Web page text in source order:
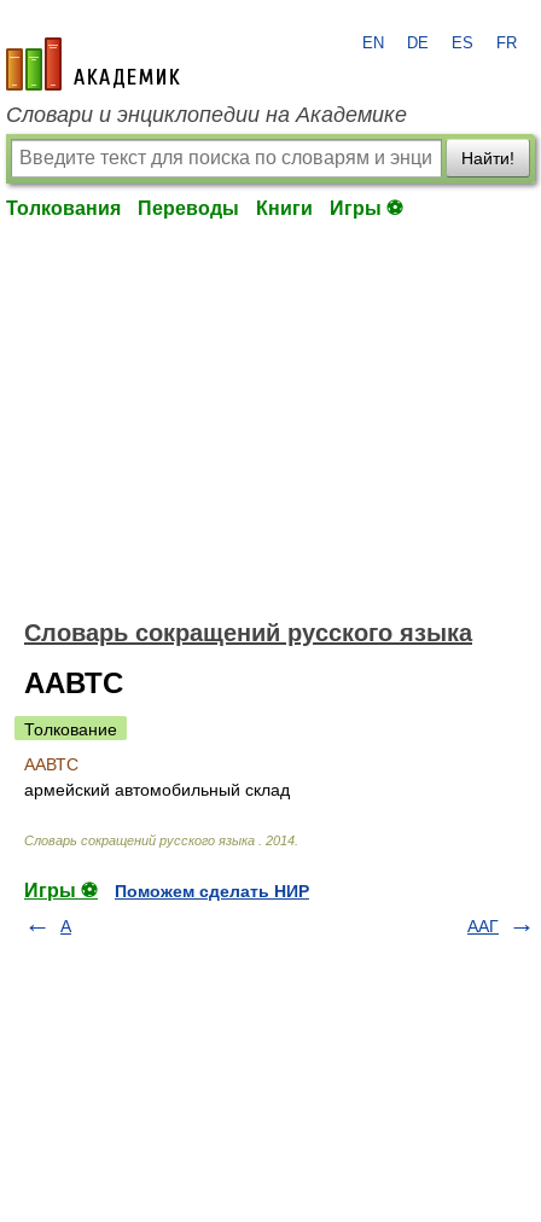
academic.ru
EN DE ES FR
Словари и энциклопедии на Академике
Найти!
Толкования Переводы Книги Игры ⚽
Словарь сокращений русского языка
ААВТС
Толкование
ААВТС
армейский автомобильный склад
Словарь сокращений русского языка 2014
Игры ⚽
Поможем сделать НИР
А
ААГ